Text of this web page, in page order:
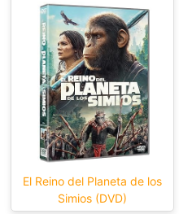
El Reino del Planeta de los
Simios (DVD)